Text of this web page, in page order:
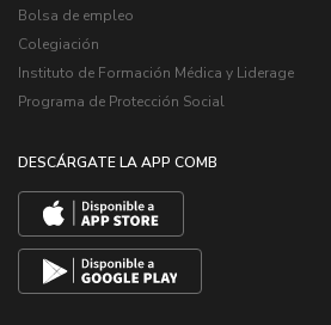
Bolsa de empleo
Colegiación
Instituto de Formación Médica y Liderage
Programa de Protección Social
DESCÁRGATE LA APP COMB